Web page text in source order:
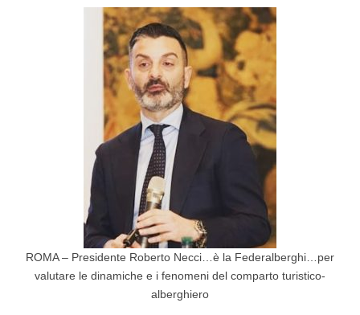
ROMA – Presidente Roberto Necci…è la Federalberghi…per
valutare le dinamiche e i fenomeni del comparto turistico-
alberghiero